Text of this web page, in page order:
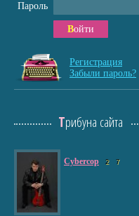
Пароль
Войти
Регистрация
Забыли пароль?
Трибуна сайта
Cybercop 2 7